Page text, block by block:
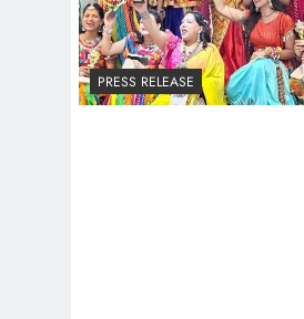
PRESS RELEASE